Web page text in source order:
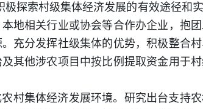
极探索村级集体经济发展的有效途径和
地相关行业或协会等合作办企业，抱
充分发挥社级集体的优势，积极整合
其他涉农项目中按比例提取资金用于
农村集体经济发展环境。研究出台支持